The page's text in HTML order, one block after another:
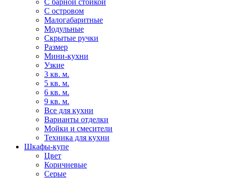
С барной стойкой
С островом
Малогабаритные
Модульные
Скрытые ручки
Размер
Мини-кухни
Узкие
3 кв. м.
5 кв. м.
6 кв. м.
9 кв. м.
Все для кухни
Варианты отделки
Мойки и смесители
Техника для кухни
Шкафы-купе
Цвет
Коричневые
Серые